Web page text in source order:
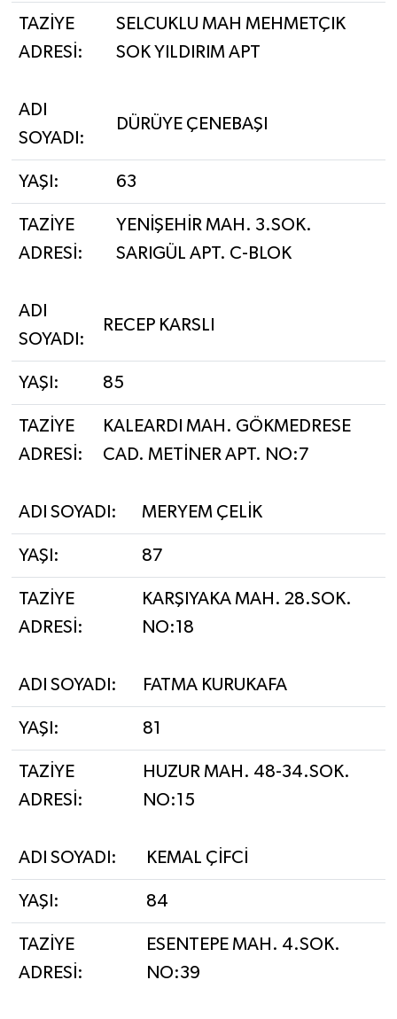
TAZİYE
ADRESİ:
SELCUKLU MAH MEHMETÇIK
SOK YILDIRIM APT
ADI
SOYADI:
DÜRÜYE ÇENEBAŞI
YAŞI: 63
TAZİYE
ADRESİ:
YENİŞEHİR MAH. 3.SOK.
SARIGÜL APT. C-BLOK
ADI
SOYADI:
RECEP KARSLI
YAŞI: 85
TAZİYE
ADRESİ:
KALEARDI MAH. GÖKMEDRESE
CAD. METİNER APT. NO:7
ADI SOYADI: MERYEM ÇELİK
YAŞI: 87
TAZİYE
ADRESİ:
KARŞIYAKA MAH. 28.SOK.
NO:18
ADI SOYADI: FATMA KURUKAFA
YAŞI: 81
TAZİYE
ADRESİ:
HUZUR MAH. 48-34.SOK.
NO:15
ADI SOYADI: KEMAL ÇİFCİ
YAŞI: 84
TAZİYE
ADRESİ:
ESENTEPE MAH. 4.SOK.
NO:39